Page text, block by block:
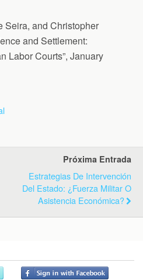
Seira, and Christopher
and Settlement:
Labor Courts”, January
Próxima Entrada
Estrategias De Intervención
Del Estado: ¿Fuerza Militar O
Asistencia Económica?